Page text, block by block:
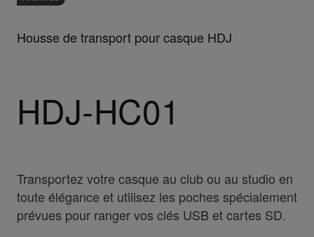
Housse de transport pour casque HDJ
HDJ-HC01
Transportez votre casque au club ou au studio en
toute élégance et utilisez les poches spécialement
prévues pour ranger vos clés USB et cartes SD.